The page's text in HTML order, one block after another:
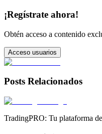
¡Regístrate ahora!
Obtén acceso a contenido
Acceso usuarios
Posts Relacionados
TradingPRO: Tu plataforma